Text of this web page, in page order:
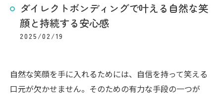
ダイレクトボンディングで叶える自然な笑
顔と持続する安心感
2025/02/19
自然な笑顔を手に入れるためには、自信を持って笑える
口元が欠かせません。そのための有力な手段の一つが